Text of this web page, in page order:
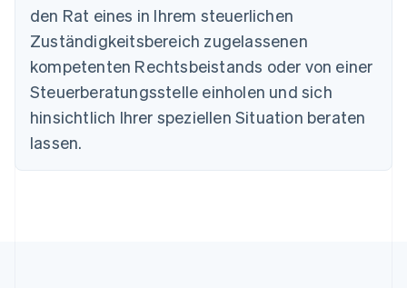
den Rat eines in Ihrem steuerlichen
Zuständigkeitsbereich zugelassenen
kompetenten Rechtsbeistands oder von einer
Steuerberatungsstelle einholen und sich
hinsichtlich Ihrer speziellen Situation beraten
lassen.
Dänemark
Deutschland
DeutschEnglish
Estland
English
Festlandchina
简体中文
EnglishSvenska